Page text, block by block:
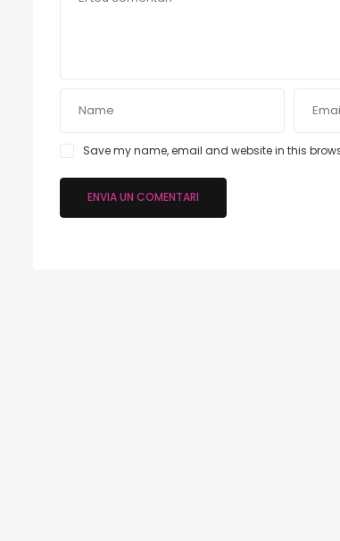
Save my name, email and website in this